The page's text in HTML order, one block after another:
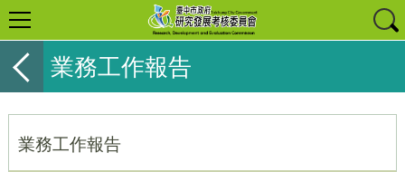
業務工作報告
業務工作報告